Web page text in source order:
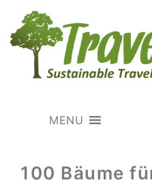
MENU
100 Bäume
100
Bäume